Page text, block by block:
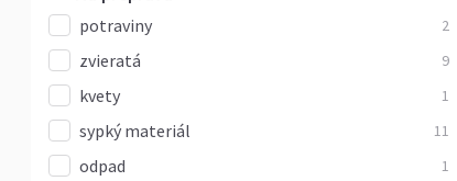
potraviny 2
zvieratá 9
kvety 1
sypký materiál 11
odpad 1